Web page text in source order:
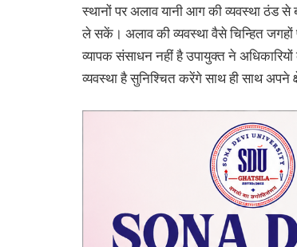
स्थानों पर अलाव यानी आग की व्यवस्था ठंड से
ले सकें। अलाव की व्यवस्था वैसे चिन्हित
व्यापक संसाधन नहीं है उपायुक्त ने
व्यवस्था है सुनिश्चित करेंगे साथ ही साथ अपने